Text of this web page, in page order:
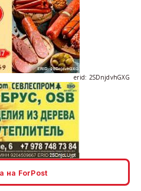
erid: 2SDnjdvhGXG
erid: 2SDnjcLUypt
на ForPost